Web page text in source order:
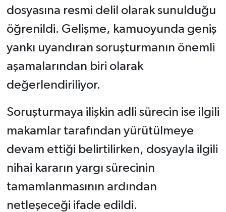
dosyasına resmi delil olarak sunulduğu
öğrenildi. Gelişme, kamuoyunda geniş
yankı uyandıran soruşturmanın önemli
aşamalarından biri olarak
değerlendiriliyor.
Soruşturmaya ilişkin adli sürecin ise ilgili
makamlar tarafından yürütülmeye
devam ettiği belirtilirken, dosyayla ilgili
nihai kararın yargı sürecinin
tamamlanmasının ardından
netleşeceği ifade edildi.